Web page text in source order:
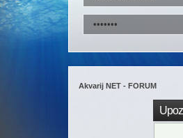
Akvarij NET - FORUM